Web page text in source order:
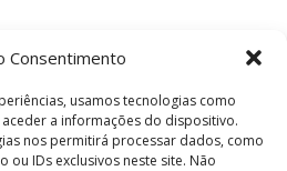
Consentimento
usamos tecnologias como
a informações do dispositivo.
nos permitirá processar dados, como
ou IDs exclusivos neste site. Não